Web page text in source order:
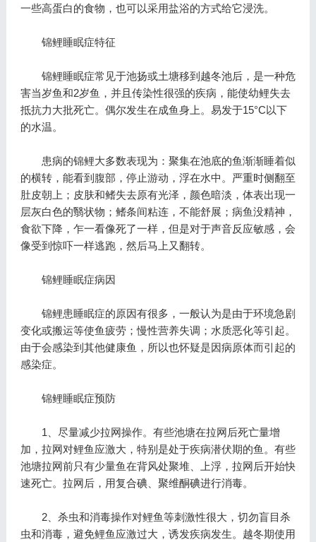
一些高蛋白的食物，也可以采用盐浴的方式给它浸洗。
锦鲤睡眠症特征
锦鲤睡眠症常见于池扬或土塘移到越冬池后，是一种危
害当岁鱼和2岁鱼，并且传染性很强的疾病，能使幼鲤失去
抵抗力大批死亡。偶尔发生在成鱼身上。易发于15°C以下
的水温。
患病的锦鲤大多数表现为：聚集在池底的鱼渐渐睡着似
的横转，能看到腹部，停止游动，浮在水中。严重时侧翻至
肚皮朝上；皮肤和鳍失去原有光泽，颜色暗淡，体表出现一
层灰白色的翳状物；鳍条间粘连，不能舒展；病鱼没精神，
食欲下降，乍一看像死了一样，但是对于声音反应敏感，会
像受到惊吓一样逃跑，然后马上又翻转。
锦鲤睡眠症病因
锦鲤患睡眠症的原因有很多，一般认为是由于环境急剧
变化或搬运等使鱼疲劳；慢性营养失调；水质恶化等引起。
由于会感染到其他健康鱼，所以也怀疑是因病原体而引起的
感染症。
锦鲤睡眠症预防
1、尽量减少拉网操作。有些池塘在拉网后死亡量增
加，拉网对鲤鱼应激大，特别是处于疾病潜伏期的鱼。有些
池塘拉网前只有少量鱼在背风处聚堆、上浮，拉网后开始快
速死亡。拉网后，用复合碘、聚维酮碘进行消毒。
2、杀虫和消毒操作对鲤鱼等刺激性很大，切勿盲目杀
虫和消毒，避免鲤鱼应激过大，诱发疾病发生。越冬期使用